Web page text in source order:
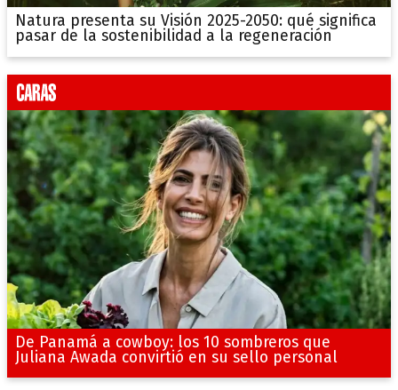
Natura presenta su Visión 2025-2050: qué significa
pasar de la sostenibilidad a la regeneración
De Panamá a cowboy: los 10 sombreros que
Juliana Awada convirtió en su sello personal